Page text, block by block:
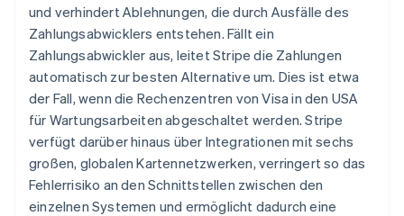
und verhindert Ablehnungen, die durch Ausfälle des
Zahlungsabwicklers entstehen. Fällt ein
Zahlungsabwickler aus, leitet Stripe die Zahlungen
automatisch zur besten Alternative um. Dies ist etwa
der Fall, wenn die Rechenzentren von Visa in den USA
für Wartungsarbeiten abgeschaltet werden. Stripe
verfügt darüber hinaus über Integrationen mit sechs
großen, globalen Kartennetzwerken, verringert so das
Fehlerrisiko an den Schnittstellen zwischen den
einzelnen Systemen und ermöglicht dadurch eine